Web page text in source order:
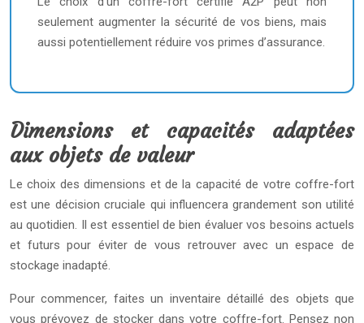
seulement augmenter la sécurité de vos biens, mais
aussi potentiellement réduire vos primes d’assurance.
Dimensions et capacités adaptées
aux objets de valeur
Le choix des dimensions et de la capacité de votre coffre-fort
est une décision cruciale qui influencera grandement son utilité
au quotidien. Il est essentiel de bien évaluer vos besoins actuels
et futurs pour éviter de vous retrouver avec un espace de
stockage inadapté.
Pour commencer, faites un inventaire détaillé des objets que
vous prévoyez de stocker dans votre coffre-fort. Pensez non